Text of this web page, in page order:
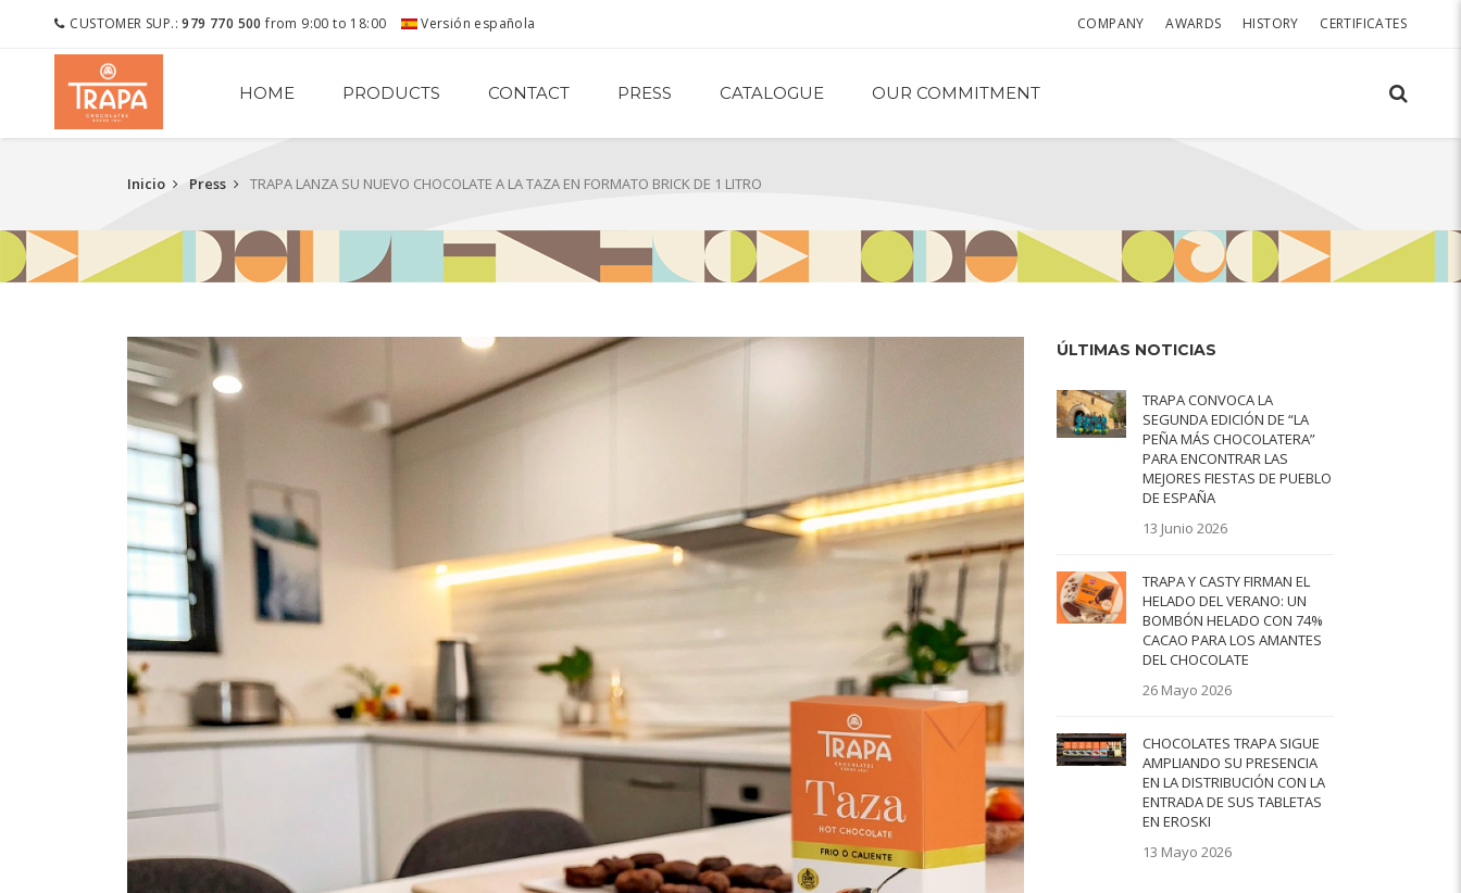
CUSTOMER SUP.:979 770 500 from 9:00 to 18:00 Versión española COMPANY AWARDS HISTORY CERTIFICATES
HOME PRODUCTS CONTACT PRESS CATALOGUE OUR COMMITMENT
Inicio Press TRAPA LANZA SU NUEVO CHOCOLATE A LA TAZA EN FORMATO BRICK DE 1 LITRO
ÚLTIMAS NOTICIAS
TRAPA CONVOCA LA
SEGUNDA EDICIÓN DE “LA
PEÑA MÁS CHOCOLATERA”
PARA ENCONTRAR LAS
MEJORES FIESTAS DE PUEBLO
DE ESPAÑA
13 Junio 2026
TRAPA Y CASTY FIRMAN EL
HELADO DEL VERANO: UN
BOMBÓN HELADO CON 74%
CACAO PARA LOS AMANTES
DEL CHOCOLATE
26 Mayo 2026
CHOCOLATES TRAPA SIGUE
AMPLIANDO SU PRESENCIA
EN LA DISTRIBUCIÓN CON LA
ENTRADA DE SUS TABLETAS
EN EROSKI
13 Mayo 2026